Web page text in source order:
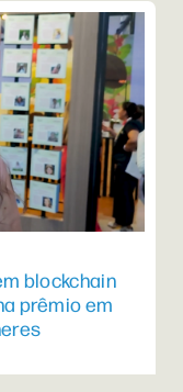
blockchain
prêmio em